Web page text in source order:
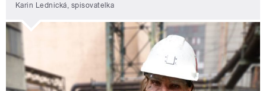
Karin Lednická, spisovatelka